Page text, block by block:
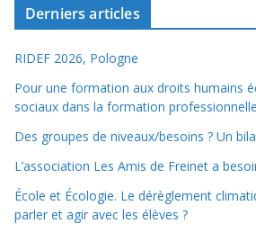
Derniers articles
RIDEF 2026, Pologne
Pour une formation aux droits humains
sociaux dans la formation
Des groupes de niveaux/besoins ? Un
L’association Les Amis de Freinet a
École et Écologie. Le dérèglement
parler et agir avec les élèves ?